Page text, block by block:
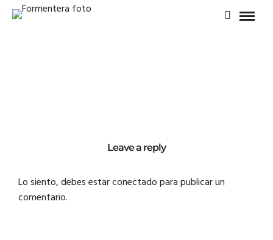
Leave a reply
Lo siento, debes estarconectadopara publicar un
comentario.